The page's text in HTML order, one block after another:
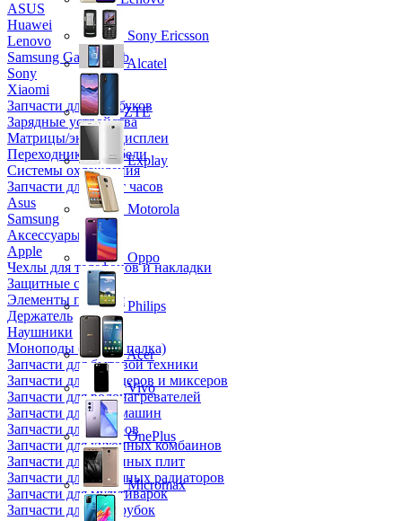
ASUS
Huawei
Lenovo
Samsung Galaxy Tab
Sony
Xiaomi
Запчасти для ноутбуков
Зарядные устройства
Матрицы/экраны/дисплеи
Переходники и кабели
Системы охлаждения
Запчасти для смарт часов
Asus
Samsung
Аксессуары
Apple
Чехлы для телефонов и накладки
Защитные стекла
Элементы питания
Держатель
Наушники
Моноподы (Селфи палка)
Запчасти для бытовой техники
Запчасти для блендеров и миксеров
Запчасти для водонагревателей
Запчасти для кофемашин
Запчасти для кулеров
Запчасти для кухонных комбаинов
Запчасти для кухонных плит
Запчасти для масляных радиаторов
Запчасти для мультиварок
Запчасти для мясорубок
Sony Ericsson
Alcatel
ZTE
Explay
Motorola
Oppo
Philips
Acer
Vivo
OnePlus
Micromax